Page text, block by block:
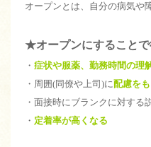
オープンとは、自分の病気や
★オープンにすることで
・ 症状や服薬、勤務時間の理
・周囲(同僚や上司)に配慮を
・面接時にブランクに対する
・ 定着率が高くなる